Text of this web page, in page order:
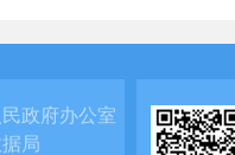
政府办公室
局